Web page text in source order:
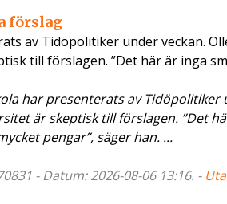
förslag
av Tidöpolitiker under veckan.
till förslagen. ”Det här är inga
har presenterats av Tidöpolitiker
är skeptisk till förslagen. ”Det
pengar”, säger han. ...
- Datum: 2026-08-06 13:16. -